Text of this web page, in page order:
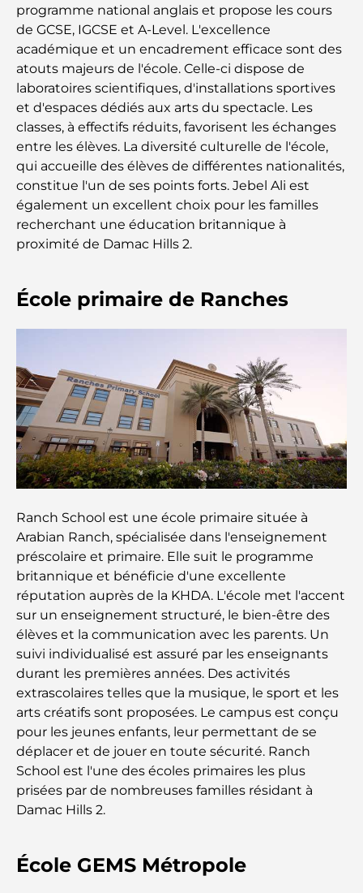
Le guide ultime des restaurants gastronomiques
de Palm Jumeirah
Découvrez les meilleurs petits-déjeuners de
Business Bay, à Dubaï.
Hôpitaux publics à Dubaï : des soins de santé
complets pour tous
Lamborghini les plus chères jamais construites : la
liste ultime des collectionneurs
Les meilleures écoles près de Damac Hills 2 : un
guide pour les familles
Les meilleurs restaurants indiens de Dubaï : un
voyage culinaire
Découvrez la promenade de Palm Jumeirah : une
balade placée sous le signe du luxe et des
panoramas.
découvrez les meilleures options
Hôtels 5 étoiles à Dubaï : un luxe inégalé pour
chaque voyageur
Que faire dans le centre-ville de Dubaï : votre
guide ultime
Les meilleurs iftars à Dubaï : 7 adresses
incontournables pour un repas de Ramadan
Cafés à Business Bay : l’alliance parfaite du café et
de la convivialité
Restaurants étoilés Michelin à Dubaï : un circuit
gastronomique inoubliable
Découverte des restaurants de Jumeirah Golf
Estates : un guide culinaire
programme national anglais et propose les cours
de GCSE, IGCSE et A-Level. L'excellence
académique et un encadrement efficace sont des
atouts majeurs de l'école. Celle-ci dispose de
laboratoires scientifiques, d'installations sportives
et d'espaces dédiés aux arts du spectacle. Les
classes, à effectifs réduits, favorisent les échanges
entre les élèves. La diversité culturelle de l'école,
qui accueille des élèves de différentes nationalités,
constitue l'un de ses points forts. Jebel Ali est
également un excellent choix pour les familles
recherchant une éducation britannique à
proximité de Damac Hills 2.
École primaire de Ranches
Ranch School est une école primaire située à
Arabian Ranch, spécialisée dans l'enseignement
préscolaire et primaire. Elle suit le programme
britannique et bénéficie d'une excellente
réputation auprès de la KHDA. L'école met l'accent
sur un enseignement structuré, le bien-être des
élèves et la communication avec les parents. Un
suivi individualisé est assuré par les enseignants
durant les premières années. Des activités
extrascolaires telles que la musique, le sport et les
arts créatifs sont proposées. Le campus est conçu
pour les jeunes enfants, leur permettant de se
déplacer et de jouer en toute sécurité. Ranch
School est l'une des écoles primaires les plus
prisées par de nombreuses familles résidant à
Damac Hills 2.
École GEMS Métropole